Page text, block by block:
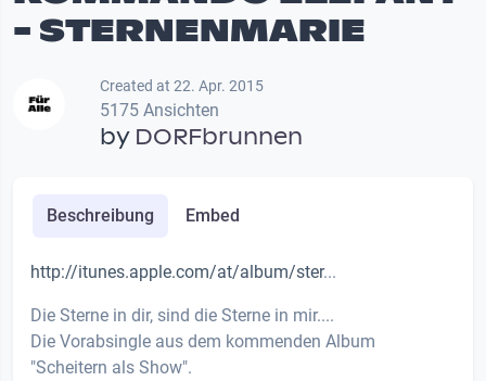
- STERNENMARIE
Created at 22. Apr. 2015
5175 Ansichten
by DORFbrunnen
Beschreibung Embed
http://itunes.apple.com/at/album/ster...
Die Sterne in dir, sind die Sterne in mir....
Die Vorabsingle aus dem kommenden Album
"Scheitern als Show".